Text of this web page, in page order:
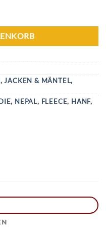
,JACKEN & MÄNTEL,
, NEPAL, FLEECE, HANF,